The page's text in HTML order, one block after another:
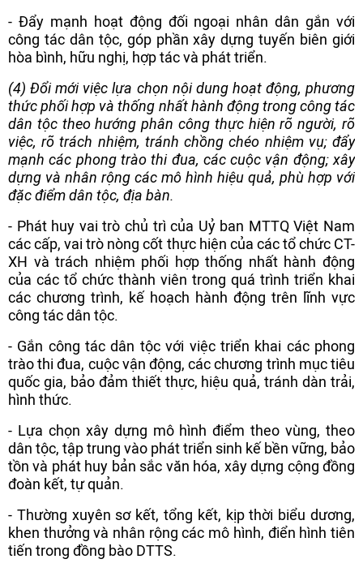
- Đẩy mạnh hoạt động đối ngoại nhân dân gắn với
công tác dân tộc, góp phần xây dựng tuyến biên giới
hòa bình, hữu nghị, hợp tác và phát triển.
(4) Đổi mới việc lựa chọn nội dung hoạt động, phương
thức phối hợp và thống nhất hành động trong công tác
dân tộc theo hướng phân công thực hiện rõ người, rõ
việc, rõ trách nhiệm, tránh chồng chéo nhiệm vụ; đẩy
mạnh các phong trào thi đua, các cuộc vận động; xây
dựng và nhân rộng các mô hình hiệu quả, phù hợp với
đặc điểm dân tộc, địa bàn.
- Phát huy vai trò chủ trì của Uỷ ban MTTQ Việt Nam
các cấp, vai trò nòng cốt thực hiện của các tổ chức CT-
XH và trách nhiệm phối hợp thống nhất hành động
của các tổ chức thành viên trong quá trình triển khai
các chương trình, kế hoạch hành động trên lĩnh vực
công tác dân tộc.
- Gắn công tác dân tộc với việc triển khai các phong
trào thi đua, cuộc vận động, các chương trình mục tiêu
quốc gia, bảo đảm thiết thực, hiệu quả, tránh dàn trải,
hình thức.
- Lựa chọn xây dựng mô hình điểm theo vùng, theo
dân tộc, tập trung vào phát triển sinh kế bền vững, bảo
tồn và phát huy bản sắc văn hóa, xây dựng cộng đồng
đoàn kết, tự quản.
- Thường xuyên sơ kết, tổng kết, kịp thời biểu dương,
khen thưởng và nhân rộng các mô hình, điển hình tiên
tiến trong đồng bào DTTS.